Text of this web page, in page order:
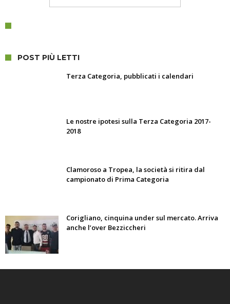
POST PIÙ LETTI
Terza Categoria, pubblicati i calendari
Le nostre ipotesi sulla Terza Categoria 2017-
2018
Clamoroso a Tropea, la società si ritira dal
campionato di Prima Categoria
Corigliano, cinquina under sul mercato. Arriva
anche l’over Bezziccheri